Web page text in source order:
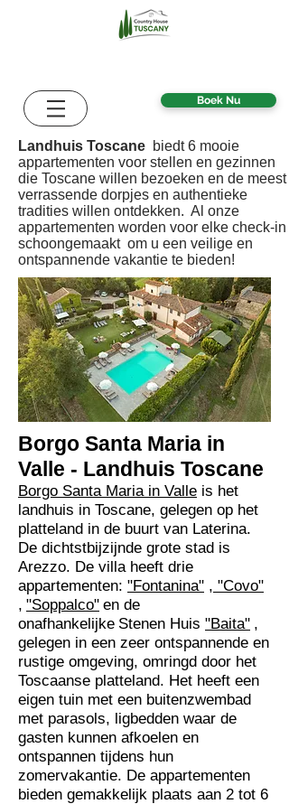
Boek Nu
Landhuis Toscane biedt 6 mooie
appartementen voor stellen en gezinnen
die Toscane willen bezoeken en de meest
verrassende dorpjes en authentieke
tradities willen ontdekken. Al onze
appartementen worden voor elke check-in
schoongemaakt om u een veilige en
ontspannende vakantie te bieden!
Borgo Santa Maria in
Valle - Landhuis Toscane
Borgo Santa Maria in Valle is het
landhuis in Toscane, gelegen op het
platteland in de buurt van Laterina.
De dichtstbijzijnde grote stad is
Arezzo. De villa heeft drie
appartementen: "Fontanina" , "Covo"
, "Soppalco" en de
onafhankelijke Stenen Huis "Baita" ,
gelegen in een zeer ontspannende en
rustige omgeving, omringd door het
Toscaanse platteland. Het heeft een
eigen tuin met een buitenzwembad
met parasols, ligbedden waar de
gasten kunnen afkoelen en
ontspannen tijdens hun
zomervakantie. De appartementen
bieden gemakkelijk plaats aan 2 tot 6